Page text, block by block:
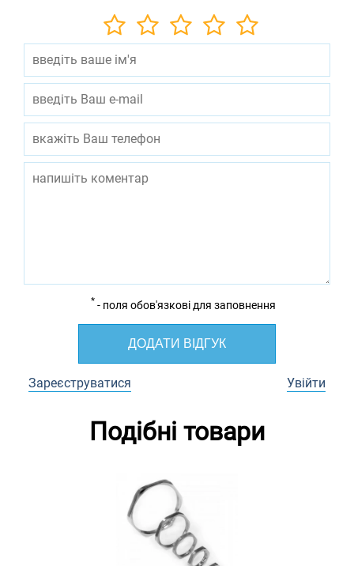
* - поля обов'язкові для заповнення
ДОДАТИ ВІДГУК
Зареєструватися Увійти
Подібні товари